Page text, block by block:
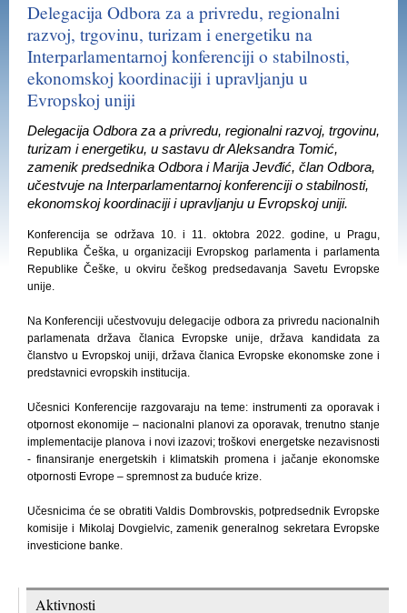
Delegacija Odbora za a privredu, regionalni
razvoj, trgovinu, turizam i energetiku na
Interparlamentarnoj konferenciji o stabilnosti,
ekonomskoj koordinaciji i upravljanju u
Evropskoj uniji
Delegacija Odbora za a privredu, regionalni razvoj, trgovinu,
turizam i energetiku, u sastavu dr Aleksandra Tomić,
zamenik predsednika Odbora i Marija Jevđić, član Odbora,
učestvuje na Interparlamentarnoj konferenciji o stabilnosti,
ekonomskoj koordinaciji i upravljanju u Evropskoj uniji.
Konferencija se održava 10. i 11. oktobra 2022. godine, u Pragu,
Republika Češka, u organizaciji Evropskog parlamenta i parlamenta
Republike Češke, u okviru češkog predsedavanja Savetu Evropske
unije.
Na Konferenciji učestvovuju delegacije odbora za privredu nacionalnih
parlamenata država članica Evropske unije, država kandidata za
članstvo u Evropskoj uniji, država članica Evropske ekonomske zone i
predstavnici evropskih institucija.
Učesnici Konferencije razgovaraju na teme: instrumenti za oporavak i
otpornost ekonomije – nacionalni planovi za oporavak, trenutno stanje
implementacije planova i novi izazovi; troškovi energetske nezavisnosti
- finansiranje energetskih i klimatskih promena i jačanje ekonomske
otpornosti Evrope – spremnost za buduće krize.
Učesnicima će se obratiti Valdis Dombrovskis, potpredsednik Evropske
komisije i Mikolaj Dovgielvic, zamenik generalnog sekretara Evropske
investicione banke.
Aktivnosti